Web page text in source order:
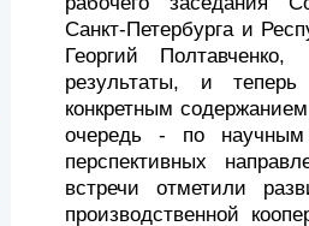
Санкт-Петербургаи
Георгий
результаты, и
конкретным
очередь - по научным
перспективных
встречи отметили
производственной